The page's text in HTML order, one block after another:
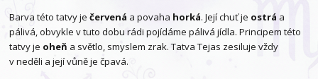
Barva této tatvy ječervená a povaha horká. Její chuť je ostrá a
pálivá, obvykle v tuto dobu rádi pojídáme pálivá jídla. Principem této
tatvy je oheň a světlo, smyslem zrak. Tatva Tejas zesiluje vždy
v neděli a její vůně je čpavá.